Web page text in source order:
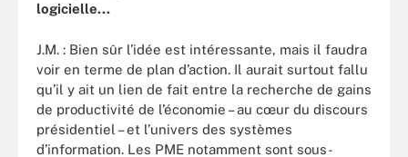
logicielle...
J.M. : Bien sûr l’idée est intéressante, mais il faudra
voir en terme de plan d’action. Il aurait surtout fallu
qu’il y ait un lien de fait entre la recherche de gains
de productivité de l’économie – au cœur du discours
présidentiel – et l’univers des systèmes
d’information. Les PME notamment sont sous-